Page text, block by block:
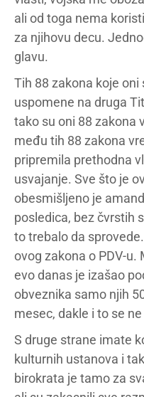
ali od toga nema
za njihovu decu.
glavu.
Tih 88 zakona koje
uspomene na druga
tako su oni 88 zakona
među tih 88 zakona
pripremila prethodna
usvajanje. Sve što je
obesmišljeno je
posledica, bez čvrstih
to trebalo da
ovog zakona o PDV-u.
evo danas je izašao
obveznika samo njih
mesec, dakle i to se
S druge strane imate
kulturnih ustanova i
birokrata je tamo za